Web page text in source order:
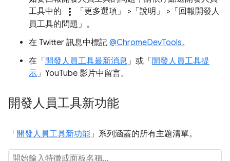
工具中的
more_vert 「更多選項」 >「說明」
>「回報開發人
員工具的問題」 。
在 Twitter 訊息中標記 @ChromeDevTools。
在「 開發人員工具最新消息」或「 開發人員工具提
示」YouTube 影片中留言。
開發人員工具新功能
「 開發人員工具新功能」系列涵蓋的所有主題清單。